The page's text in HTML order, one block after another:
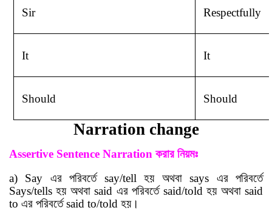
Sir Respectfully
It It
Should Should
Narration change
Assertive Sentence Narration করার নিয়মঃ
a)
Say এর পরিবর্তে say/tell হয় অথবাsays এর পরিবর্তে
Says/tells হয় অথবাsaid এর পরিবর্তে said/told হয় অথবাsaid
to এর পরিবর্তেsaid to/told হয়।